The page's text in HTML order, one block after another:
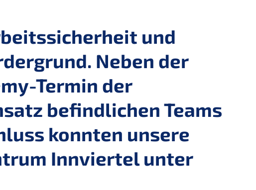
und
Neben der
Termin der
befindlichen Teams
konnten unsere
Innviertel unter